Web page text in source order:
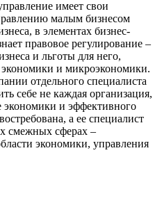
имеет свои
малым бизнесом
в элементах бизнес-
правовое регулирование –
и льготы для него,
и микроэкономики.
отдельного специалиста
себе не каждая организация,
экономики и эффективного
а ее специалист
смежных сферах –
экономики, управления